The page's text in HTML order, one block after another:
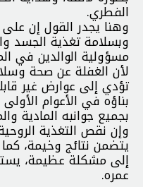
الفطري.
وهنا يجدر القول إن
وبسلامة تغذية الجسد
مسؤولية الوالدين في
لأن الغفلة عن صحة
تؤدي إلى عوارض غير
بناؤه في الأعوام
بجميع جوانبه المادية
وإن نقص التغذية
يتضمن نتائج وخيمة،
إلى مشكلة عظيمة،
عمره.